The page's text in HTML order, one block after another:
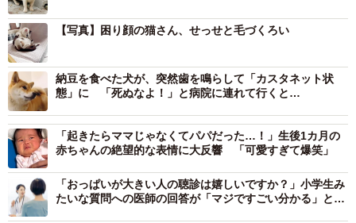
【写真】困り顔の猫さん、せっせと毛づくろい
納豆を食べた犬が、突然歯を鳴らして「カスタネット状
態」に 「死ぬなよ！」と病院に連れて行くと…
「起きたらママじゃなくてパパだった…！」生後1カ月の
赤ちゃんの絶望的な表情に大反響 「可愛すぎて爆笑」
「おっぱいが大きい人の聴診は嬉しいですか？」小学生み
たいな質問への医師の回答が「マジですごい分かる」と反